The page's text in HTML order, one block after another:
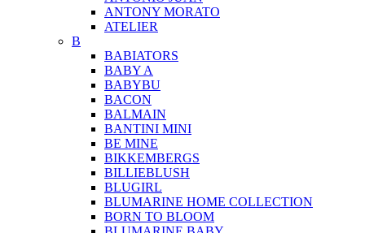
ANTONY MORATO
ATELIER
B
BABIATORS
BABY A
BABYBU
BACON
BALMAIN
BANTINI MINI
BE MINE
BIKKEMBERGS
BILLIEBLUSH
BLUGIRL
BLUMARINE HOME COLLECTION
BORN TO BLOOM